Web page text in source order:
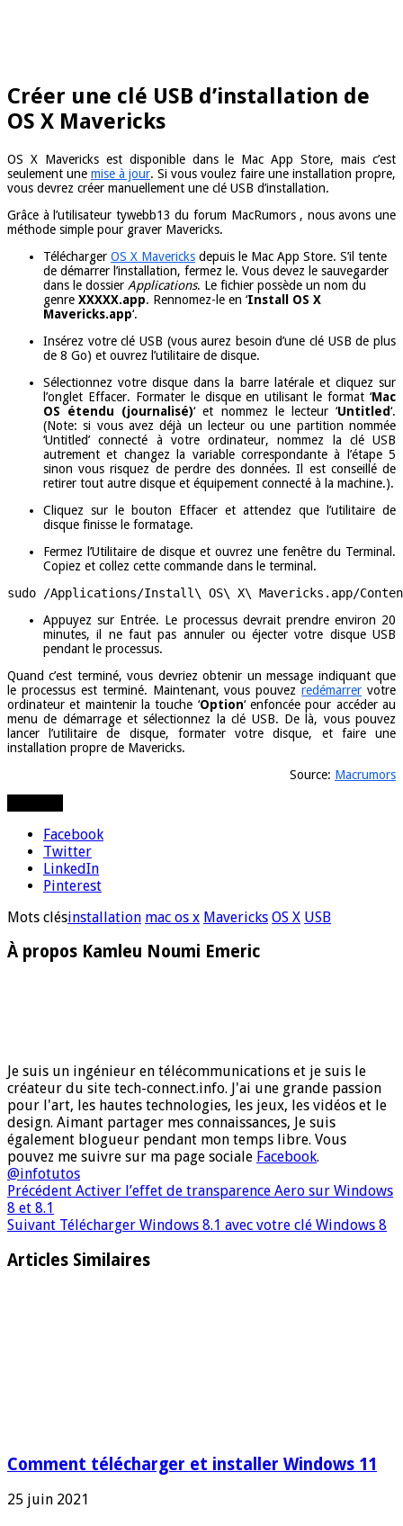
Créer une clé USB d’installation de
OS X Mavericks
OS X Mavericks est disponible dans le Mac App Store, mais c’est
seulement une mise à jour. Si vous voulez faire une installation propre,
vous devrez créer manuellement une clé USB d’installation.
Grâce à l’utilisateur tywebb13 du forum MacRumors , nous avons une
méthode simple pour graver Mavericks.
Télécharger OS X Mavericks depuis le Mac App Store. S’il tente
de démarrer l’installation, fermez le. Vous devez le sauvegarder
dans le dossier Applications. Le fichier possède un nom du
genre XXXXX.app. Rennomez-le en ‘Install OS X
Mavericks.app‘.
Insérez votre clé USB (vous aurez besoin d’une clé USB de plus
de 8 Go) et ouvrez l’utilitaire de disque.
Sélectionnez votre disque dans la barre latérale et cliquez sur
l’onglet Effacer. Formater le disque en utilisant le format ‘Mac
OS étendu (journalisé)‘ et nommez le lecteur ‘Untitled‘.
(Note: si vous avez déjà un lecteur ou une partition nommée
‘Untitled’ connecté à votre ordinateur, nommez la clé USB
autrement et changez la variable correspondante à l’étape 5
sinon vous risquez de perdre des données. Il est conseillé de
retirer tout autre disque et équipement connecté à la machine.).
Cliquez sur le bouton Effacer et attendez que l’utilitaire de
disque finisse le formatage.
Fermez l’Utilitaire de disque et ouvrez une fenêtre du Terminal.
Copiez et collez cette commande dans le terminal.
sudo /Applications/Install\ OS\ X\ Mavericks.app/
Appuyez sur Entrée. Le processus devrait prendre environ 20
minutes, il ne faut pas annuler ou éjecter votre disque USB
pendant le processus.
Quand c’est terminé, vous devriez obtenir un message indiquant que
le processus est terminé. Maintenant, vous pouvezredémarrer votre
ordinateur et maintenir la touche ‘Option‘ enfoncée pour accéder au
menu de démarrage et sélectionnez la clé USB. De là, vous pouvez
lancer l’utilitaire de disque, formater votre disque, et faire une
installation propre de Mavericks.
Source: Macrumors
Facebook
Twitter
LinkedIn
Pinterest
Mots clésinstallation mac os x Mavericks OS X USB
À propos Kamleu Noumi Emeric
Je suis un ingénieur en télécommunications et je suis le
créateur du site tech-connect.info. J'ai une grande passion
pour l'art, les hautes technologies, les jeux, les vidéos et le
design. Aimant partager mes connaissances, Je suis
également blogueur pendant mon temps libre. Vous
pouvez me suivre sur ma page sociale Facebook.
@infotutos
Précédent Activer l’effet de transparence Aero sur Windows
8 et 8.1
Suivant Télécharger Windows 8.1 avec votre clé Windows 8
Articles Similaires
Comment télécharger et installer Windows 11
25 juin 2021